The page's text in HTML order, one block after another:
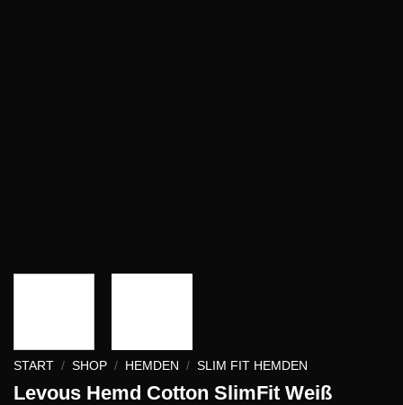
START / SHOP / HEMDEN / SLIM FIT HEMDEN
Levous Hemd Cotton SlimFit Weiß